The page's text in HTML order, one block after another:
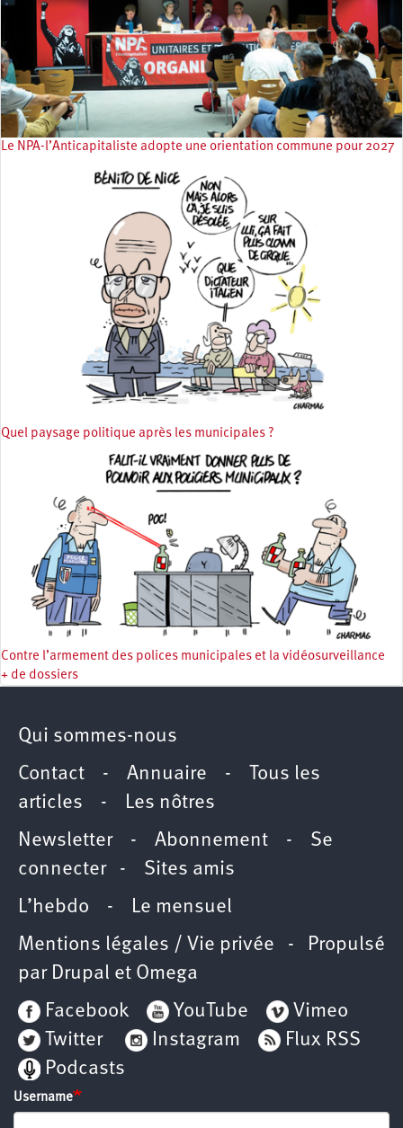
Le NPA-l’Anticapitaliste adopte une orientation commune pour 2027
Quel paysage politique après les municipales ?
Contre l’armement des polices municipales et la vidéosurveillance
+ de dossiers
Qui sommes-nous
Contact - Annuaire -
Tous les
articles - Les nôtres
Newsletter- Abonnement - Se
connecter- Sites amis
L’hebdo - Le mensuel
Mentions légales / Vie privée - Propulsé
par Drupal et Omega
Facebook
YouTube
Vimeo
Twitter
Instagram
Flux RSS
Podcasts
Username